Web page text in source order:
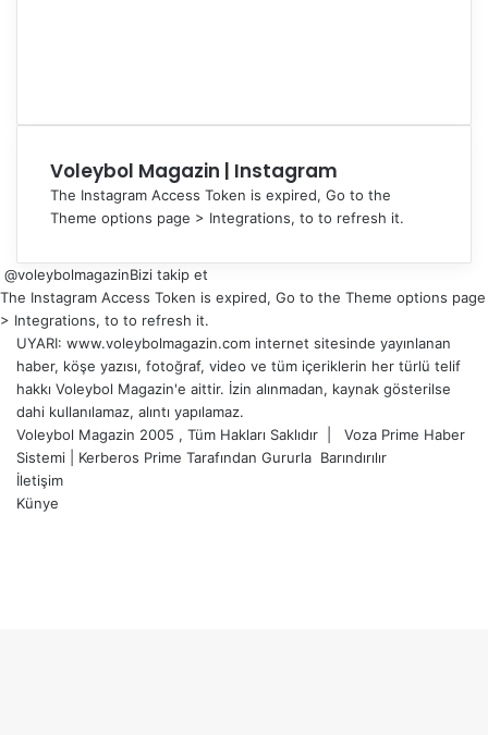
Voleybol Magazin | Instagram
The Instagram Access Token is expired, Go to the
Theme options page > Integrations, to to refresh it.
@voleybolmagazinBizi takip et
The Instagram Access Token is expired, Go to the Theme options page
> Integrations, to to refresh it.
UYARI: www.voleybolmagazin.com internet sitesinde yayınlanan
haber, köşe yazısı, fotoğraf, video ve tüm içeriklerin her türlü telif
hakkı Voleybol Magazin'e aittir. İzin alınmadan, kaynak gösterilse
dahi kullanılamaz, alıntı yapılamaz.
Voleybol Magazin 2005 , Tüm Hakları Saklıdır | Voza Prime Haber
Sistemi
Kerberos Prime Tarafından Gururla Barındırılır
İletişim
Künye